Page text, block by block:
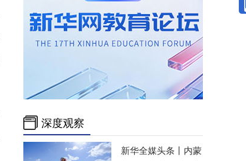
深度观察
新华全媒头条丨 内蒙